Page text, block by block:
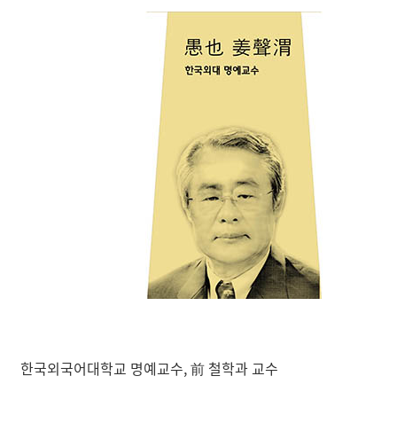
한국외국어대학교 명예교수, 前 철학과 교수